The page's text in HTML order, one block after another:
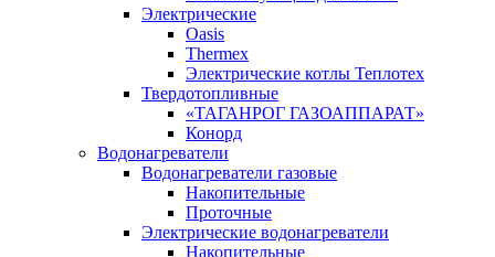
Электрические
Oasis
Thermex
Электрические котлы Теплотех
Твердотопливные
«ТАГАНРОГ ГАЗОАППАРАТ»
Конорд
Водонагреватели
Водонагреватели газовые
Накопительные
Проточные
Электрические водонагреватели
Накопительные